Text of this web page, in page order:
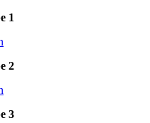
1
2
3